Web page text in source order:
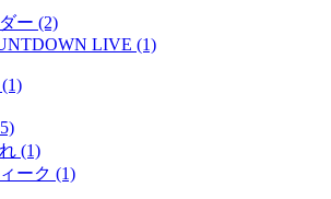
ー (2)
LIVE (1)
(1)
ーク (1)